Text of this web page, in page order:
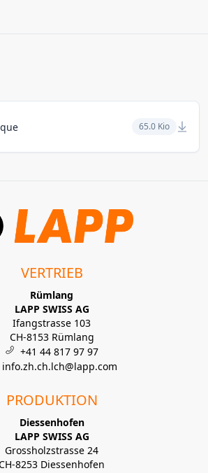
65.0 Kio
VERTRIEB
Rümlang
LAPP SWISS AG
Ifangstrasse 103
CH-8153 Rümlang
+41 44 817 97 97
info.zh.ch.lch@lapp.com
PRODUKTION
Diessenhofen
LAPP SWISS AG
Grossholzstrasse 24
8253 Diessenhofen